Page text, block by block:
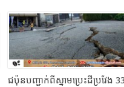
ជប៉ុនបញ្ជាក់ពីស្នាមប្រេះដីប្រវែង